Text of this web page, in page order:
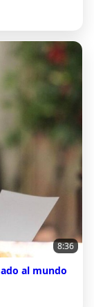
8:36
al mundo